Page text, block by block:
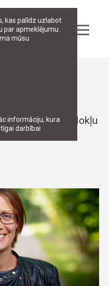
kas palīdz uzlabot
par apmeklējumu.
mūsu
informāciju, kura
darbībai
nacionālo nodokļu